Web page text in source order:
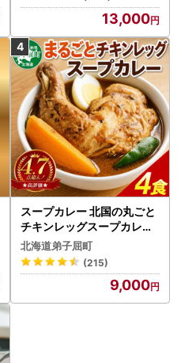
13,000
スープカレー 北国の丸ごと
チキンレッグスープカレー
4個 3739
北海道弟子屈町
(215)
9,000